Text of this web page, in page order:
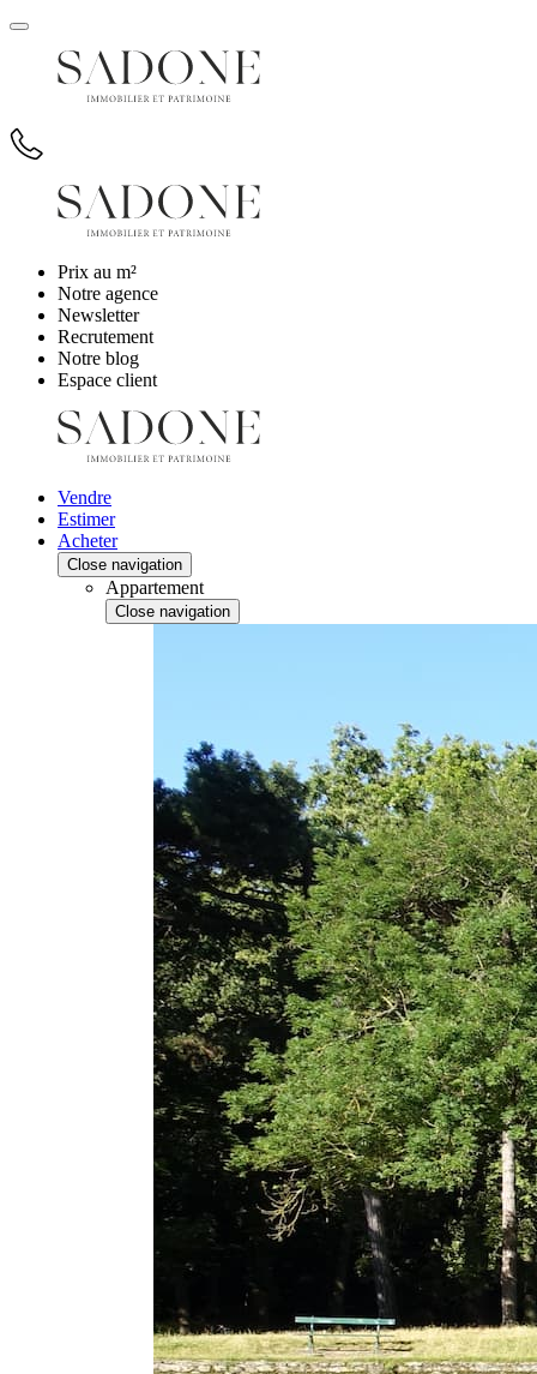
Prix au m²
Notre agence
Newsletter
Recrutement
Notre blog
Espace client
Vendre
Estimer
Acheter
Close navigation
Appartement
Close navigation